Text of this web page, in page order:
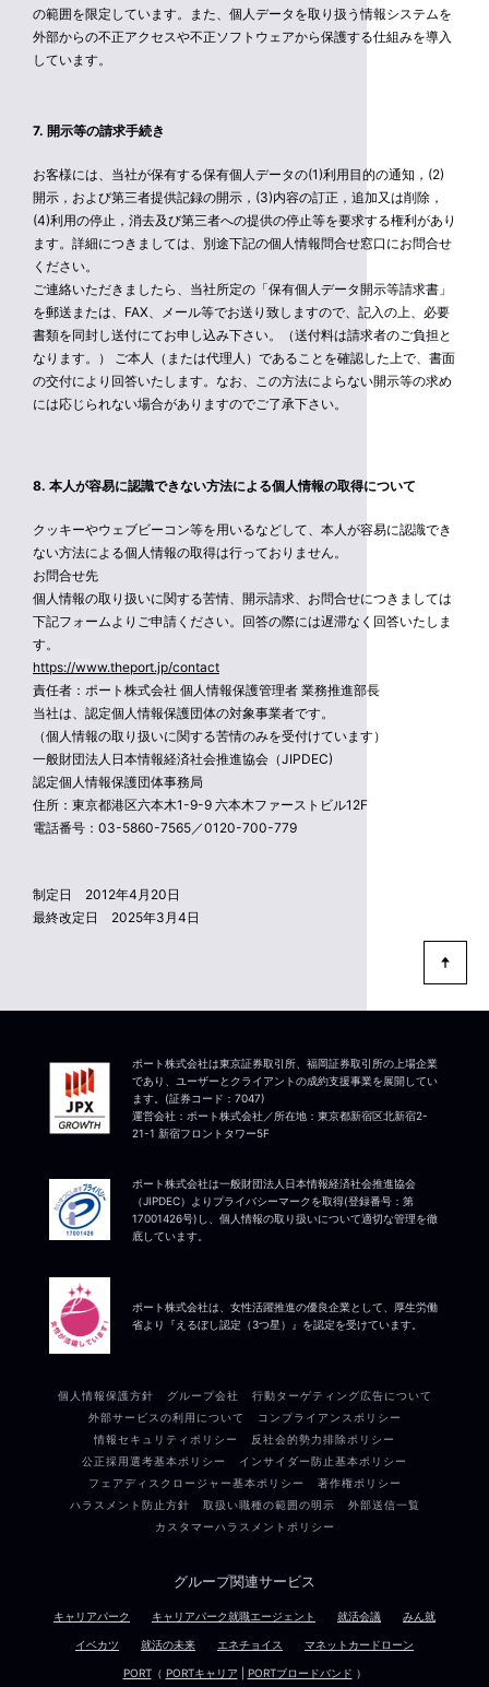
の範囲を限定しています。また、個人データを取り扱う情報システムを
外部からの不正アクセスや不正ソフトウェアから保護する仕組みを導入
しています。
7. 開示等の請求手続き
お客様には、当社が保有する保有個人データの(1)利用目的の通知，(2)
開示，および第三者提供記録の開示，(3)内容の訂正，追加又は削除，
(4)利用の停止，消去及び第三者への提供の停止等を要求する権利があり
ます。詳細につきましては、別途下記の個人情報問合せ窓口にお問合せ
ください。
ご連絡いただきましたら、当社所定の「保有個人データ開示等請求書」
を郵送または、FAX、メール等でお送り致しますので、記入の上、必要
書類を同封し送付にてお申し込み下さい。（送付料は請求者のご負担と
なります。） ご本人（または代理人）であることを確認した上で、書面
の交付により回答いたします。なお、この方法によらない開示等の求め
には応じられない場合がありますのでご了承下さい。
8. 本人が容易に認識できない方法による個人情報の取得について
クッキーやウェブビーコン等を用いるなどして、本人が容易に認識でき
ない方法による個人情報の取得は行っておりません。
お問合せ先
個人情報の取り扱いに関する苦情、開示請求、お問合せにつきましては
下記フォームよりご申請ください。回答の際には遅滞なく回答いたしま
す。
https://www.theport.jp/contact
責任者：ポート株式会社 個人情報保護管理者 業務推進部長
当社は、認定個人情報保護団体の対象事業者です。
（個人情報の取り扱いに関する苦情のみを受付けています）
一般財団法人日本情報経済社会推進協会（JIPDEC)
認定個人情報保護団体事務局
住所：東京都港区六本木1-9-9 六本木ファーストビル12F
電話番号：03-5860-7565／0120-700-779
制定日 2012年4月20日
最終改定日 2025年3月4日
ポート株式会社は一般財団法人日本情報経済社会推進協会
（JIPDEC）よりプライバシーマークを取得(登録番号：第
17001426号)し、個人情報の取り扱いについて適切な管理を徹
底しています。
ポート株式会社は東京証券取引所、福岡証券取引所の上場企業
であり、ユーザーとクライアントの成約支援事業を展開してい
ます。(証券コード：7047)
運営会社：ポート株式会社／所在地：東京都新宿区北新宿2-
21-1 新宿フロントタワー5F
ポート株式会社は、女性活躍推進の優良企業として、厚生労働
省より『えるぼし認定（3つ星）』を認定を受けています。
個人情報保護方針 グループ会社
行動ターゲティング広告について
外部サービスの利用について
コンプライアンスポリシー
情報セキュリティポリシー
反社会的勢力排除ポリシー
公正採用選考基本ポリシー
インサイダー防止基本ポリシー
フェアディスクロージャー基本ポリシー
著作権ポリシー
ハラスメント防止方針
取扱い職種の範囲の明示
外部送信一覧
カスタマーハラスメントポリシー